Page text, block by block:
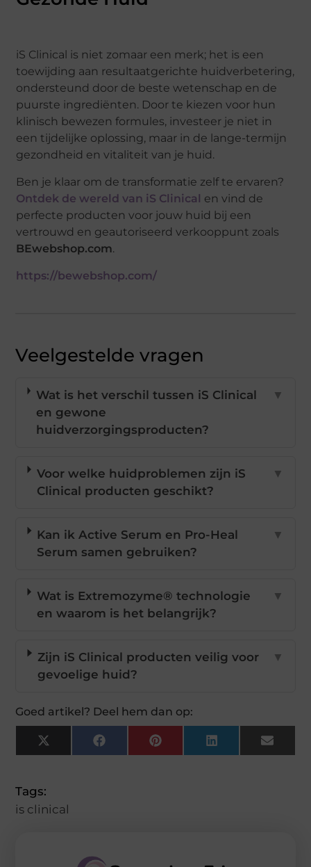
iS Clinical is niet zomaar een merk; het is een
toewijding aan resultaatgerichte huidverbetering,
ondersteund door de beste wetenschap en de
puurste ingrediënten. Door te kiezen voor hun
klinisch bewezen formules, investeer je niet in
een tijdelijke oplossing, maar in de lange-termijn
gezondheid en vitaliteit van je huid.
Ben je klaar om de transformatie zelf te ervaren?
Ontdek de wereld van iS Clinical en vind de
perfecte producten voor jouw huid bij een
vertrouwd en geautoriseerd verkooppunt zoals
BEwebshop.com.
https://bewebshop.com/
Veelgestelde vragen
Wat is het verschil tussen iS Clinical
en gewone
huidverzorgingsproducten?
▼
Voor welke huidproblemen zijn iS
Clinical producten geschikt?
▼
Kan ik Active Serum en Pro-Heal
Serum samen gebruiken?
▼
Wat is Extremozyme® technologie
en waarom is het belangrijk?
▼
Zijn iS Clinical producten veilig voor
gevoelige huid?
▼
Goed artikel? Deel hem dan op:
X
(Twitter)
FacebookPinterestLinkedInEmail
Tags:
is clinical